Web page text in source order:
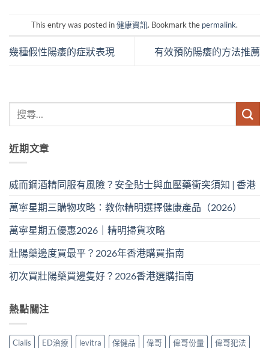
This entry was posted in健康資訊. Bookmark the permalink.
幾種假性陽痿的症狀表現 有效預防陽痿的方法推薦
近期文章
威而鋼酒精同服有風險？安全貼士與血壓藥衝突須知 | 香港
萬寧星期三購物攻略：教你精明選擇健康產品（2026）
萬寧星期五優惠2026｜精明掃貨攻略
壯陽藥邊度買最平？2026年香港購買指南
初次買壯陽藥買邊隻好？2026香港選購指南
熱點關注
Cialis ED治療 levitra 保健品 偉哥 偉哥份量
偉哥犯法